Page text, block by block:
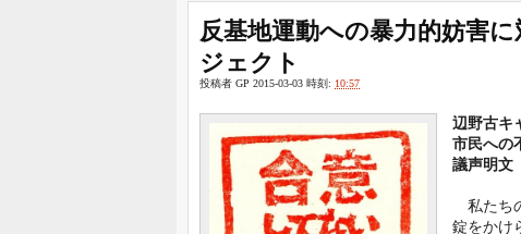
反基地運動への暴力的妨害
ジェクト
投稿者 GP 2015-03-03 時刻: 10:57
辺野古キ
市民への
議声明文
私たち
錠をかけ